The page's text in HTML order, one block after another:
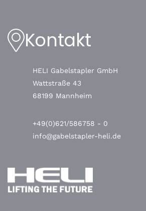
Kontakt
HELI Gabelstapler GmbH
Wattstraße 43
68199 Mannheim
+49(0)621/586758 - 0
info@gabelstapler-heli.de